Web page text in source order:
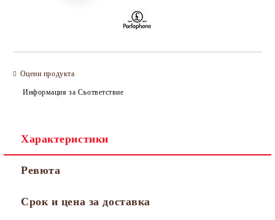
Оцени продукта
Информация за Съответствие
Характеристики
Ревюта
Срок и цена за доставка